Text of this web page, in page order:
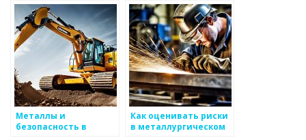
Металлы и
безопасность в
Как оценивать риски
в металлургическом